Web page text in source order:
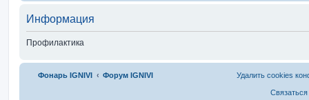
Информация
Профилактика
Фонарь IGNIVI Форум IGNIVI Удалить cookies